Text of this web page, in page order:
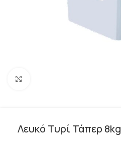
Λευκό Τυρί Τάπερ 8kg